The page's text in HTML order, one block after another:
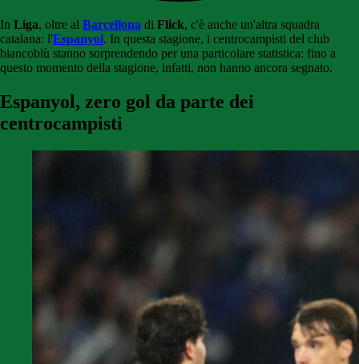
In Liga, oltre al Barcellona di Flick, c'è anche un'altra squadra
catalana: l'Espanyol. In questa stagione, i centrocampisti del club
biancoblù stanno sorprendendo per una particolare statistica: fino a
questo momento della stagione, infatti, non hanno ancora segnato.
Espanyol, zero gol da parte dei
centrocampisti